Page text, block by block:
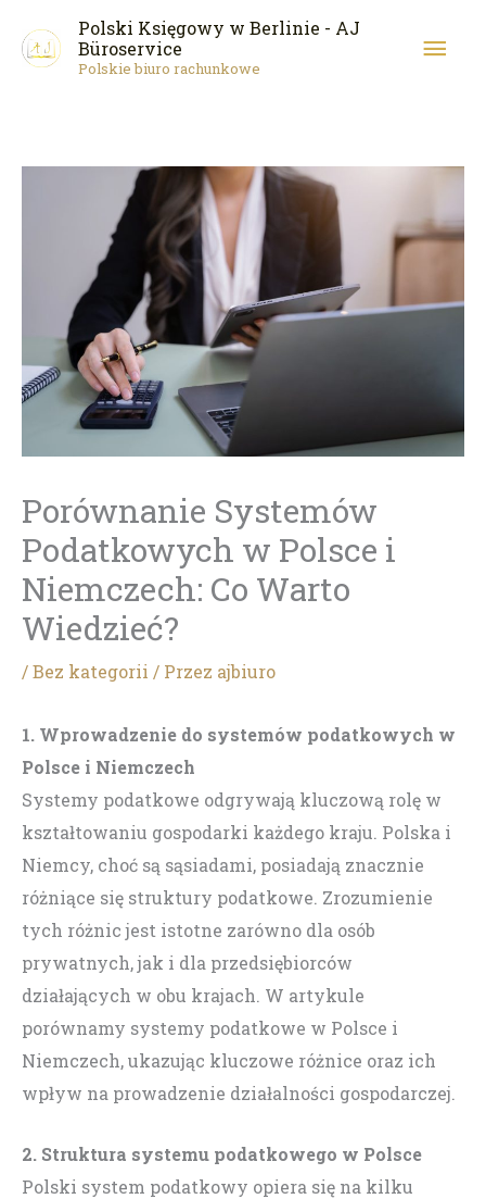
Polski Księgowy w Berlinie - AJ
Büroservice
Polskie biuro rachunkowe
Porównanie Systemów
Podatkowych w Polsce i
Niemczech: Co Warto
Wiedzieć?
/Bez kategorii / Przez ajbiuro
1. Wprowadzenie do systemów podatkowych w
Polsce i Niemczech
Systemy podatkowe odgrywają kluczową rolę w
kształtowaniu gospodarki każdego kraju. Polska i
Niemcy, choć są sąsiadami, posiadają znacznie
różniące się struktury podatkowe. Zrozumienie
tych różnic jest istotne zarówno dla osób
prywatnych, jak i dla przedsiębiorców
działających w obu krajach. W artykule
porównamy systemy podatkowe w Polsce i
Niemczech, ukazując kluczowe różnice oraz ich
wpływ na prowadzenie działalności gospodarczej.
2. Struktura systemu podatkowego w Polsce
Polski system podatkowy opiera się na kilku